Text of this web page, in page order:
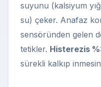
suyunu (kalsiyum
su) çeker. Anafaz
sensöründen gelen
tetikler. Histerezis
sürekli kalkıp